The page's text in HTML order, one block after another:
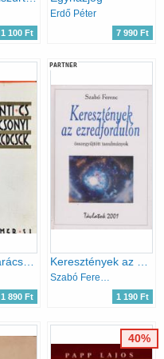
1 100 Ft
Erdő Péter
7 990 Ft
1 890 Ft
PARTNER
1 190 Ft
40%